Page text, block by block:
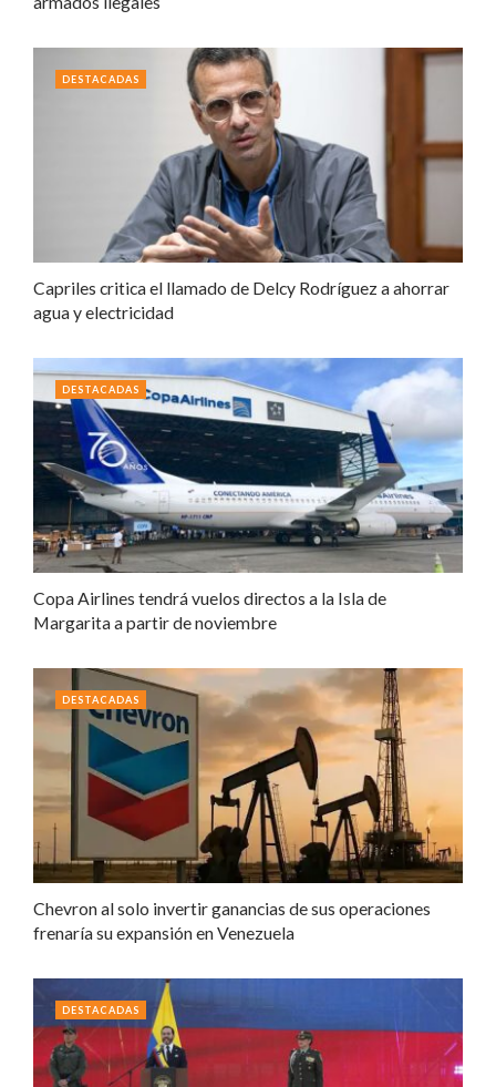
Capriles critica el llamado de Delcy Rodríguez a ahorrar
agua y electricidad
DESTACADAS
Copa Airlines tendrá vuelos directos a la Isla de
Margarita a partir de noviembre
DESTACADAS
Chevron al solo invertir ganancias de sus operaciones
frenaría su expansión en Venezuela
DESTACADAS
DESTACADAS